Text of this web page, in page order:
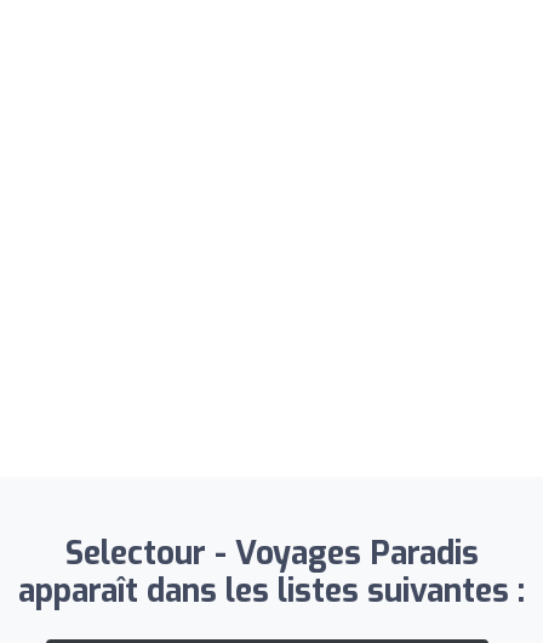
Selectour - Voyages Paradis
apparaît dans les listes suivantes :